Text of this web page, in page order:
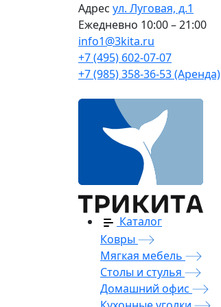
Адрес ул. Луговая, д.1
Ежедневно 10:00 – 21:00
info1@3kita.ru
+7 (495) 602-07-07
+7 (985) 358-36-53 (Аренда)
Каталог
Ковры
Мягкая мебель
Столы и стулья
Домашний офис